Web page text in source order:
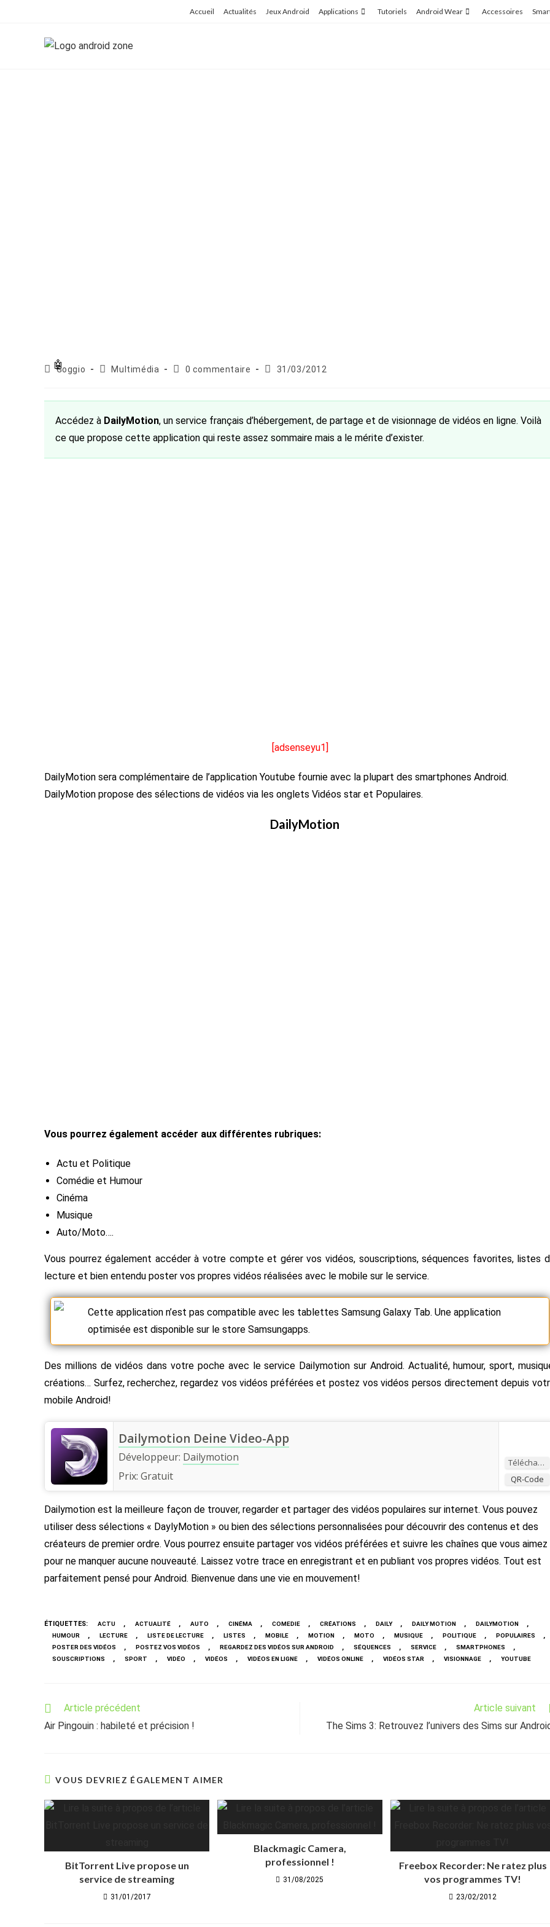
Accueil Actualités Jeux Android Applications Tutoriels Android Wear Accessoires
Auteur/autrice
publication :
Goggio
PostMultimédia
Commentaires
publication :
0 commentaire
Publication
31/03/2012
Accédez à DailyMotion, un service français d’hébergement, de partage et de visionnage de vidéos en ligne. Voilà
ce que propose cette application qui reste assez sommaire mais a le mérite d’exister.
[adsenseyu1]
DailyMotion sera complémentaire de l’application Youtube fournie avec la plupart des smartphones Android.
DailyMotion propose des sélections de vidéos via les onglets Vidéos star et Populaires.
DailyMotion
Vous pourrez également accéder aux différentes rubriques:
Actu et Politique
Comédie et Humour
Cinéma
Musique
Auto/Moto….
Vous pourrez également accéder à votre compte et gérer vos vidéos, souscriptions, séquences favorites, listes
lecture et bien entendu poster vos propres vidéos réalisées avec le mobile sur le service.
Cette application n’est pas compatible avec les tablettes Samsung Galaxy Tab. Une application
optimisée est disponible sur le store Samsungapps.
Des millions de vidéos dans votre poche avec le service Dailymotion sur Android. Actualité, humour, sport,
créations… Surfez, recherchez, regardez vos vidéos préférées et postez vos vidéos persos directement depuis
mobile Android!
Télécharger
QR-Code
Dailymotion Deine Video-App
Développeur: Dailymotion
Prix: Gratuit
Dailymotion est la meilleure façon de trouver, regarder et partager des vidéos populaires sur internet. Vous pouvez
utiliser dess sélections « DaylyMotion » ou bien des sélections personnalisées pour découvrir des contenus et des
créateurs de premier ordre. Vous pourrez ensuite partager vos vidéos préférées et suivre les chaînes que vous aimez
pour ne manquer aucune nouveauté. Laissez votre trace en enregistrant et en publiant vos propres vidéos. Tout est
parfaitement pensé pour Android. Bienvenue dans une vie en mouvement!
ÉTIQUETTES: ACTU , ACTUALITÉ , AUTO , CINÉMA , COMEDIE , CRÉATIONS , DAILY , DAILY MOTION , DAILYMOTION ,
HUMOUR , LECTURE , LISTE DE LECTURE , LISTES , MOBILE , MOTION , MOTO , MUSIQUE , POLITIQUE , POPULAIRES ,
POSTER DES VIDÉOS , POSTEZ VOS VIDÉOS , REGARDEZ DES VIDÉOS SUR ANDROID , SÉQUENCES , SERVICE , SMARTPHONES ,
SOUSCRIPTIONS , SPORT , VIDÉO , VIDÉOS , VIDÉOS EN LIGNE , VIDÉOS ONLINE , VIDÉOS STAR , VISIONNAGE , YOUTUBE
Read
articles
Article précédent
Air Pingouin : habileté et précision !
Article suivant
The Sims 3: Retrouvez l’univers des Sims sur
VOUS DEVRIEZ ÉGALEMENT AIMER
BitTorrent Live propose un
service de streaming
31/01/2017
Blackmagic Camera,
professionnel !
31/08/2025
Freebox Recorder: Ne ratez plus
vos programmes TV!
23/02/2012